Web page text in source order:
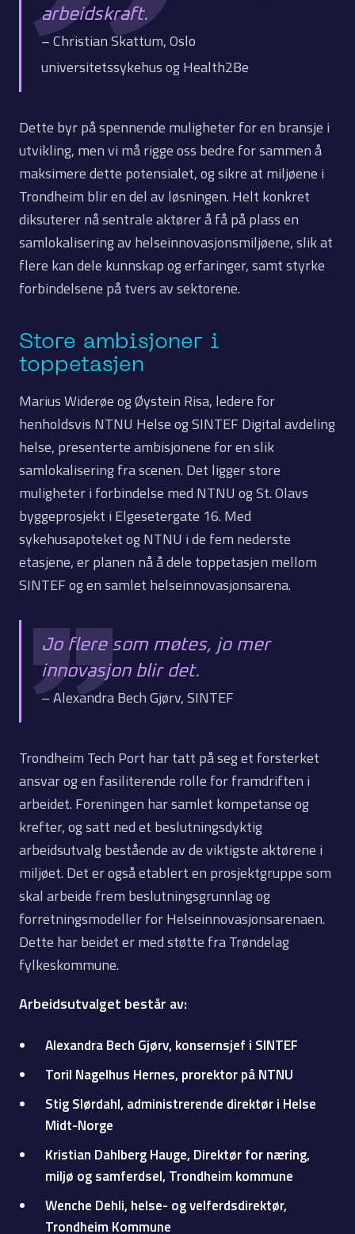
arbeidskraft.
– Christian Skattum, Oslo
universitetssykehus og Health2Be
Dette byr på spennende muligheter for en bransje i
utvikling, men vi må rigge oss bedre for sammen å
maksimere dette potensialet, og sikre at miljøene i
Trondheim blir en del av løsningen. Helt konkret
diksuterer nå sentrale aktører å få på plass en
samlokalisering av helseinnovasjonsmiljøene, slik at
flere kan dele kunnskap og erfaringer, samt styrke
forbindelsene på tvers av sektorene.
Store ambisjoner i
toppetasjen
Marius Widerøe og Øystein Risa, ledere for
henholdsvis NTNU Helse og SINTEF Digital avdeling
helse, presenterte ambisjonene for en slik
samlokalisering fra scenen. Det ligger store
muligheter i forbindelse med NTNU og St. Olavs
byggeprosjekt i Elgesetergate 16. Med
sykehusapoteket og NTNU i de fem nederste
etasjene, er planen nå å dele toppetasjen mellom
SINTEF og en samlet helseinnovasjonsarena.
Jo flere som møtes, jo mer
innovasjon blir det.
– Alexandra Bech Gjørv, SINTEF
Trondheim Tech Port har tatt på seg et forsterket
ansvar og en fasiliterende rolle for framdriften i
arbeidet. Foreningen har samlet kompetanse og
krefter, og satt ned et beslutningsdyktig
arbeidsutvalg bestående av de viktigste aktørene i
miljøet. Det er også etablert en prosjektgruppe som
skal arbeide frem beslutningsgrunnlag og
forretningsmodeller for Helseinnovasjonsarenaen.
Dette har beidet er med støtte fra Trøndelag
fylkeskommune.
Arbeidsutvalget består av:
Alexandra Bech Gjørv, konsernsjef i SINTEF
Toril Nagelhus Hernes, prorektor på NTNU
Stig Slørdahl, administrerende direktør i Helse
Midt-Norge
Kristian Dahlberg Hauge, Direktør for næring,
miljø og samferdsel, Trondheim kommune
Wenche Dehli, helse- og velferdsdirektør,
Trondheim Kommune